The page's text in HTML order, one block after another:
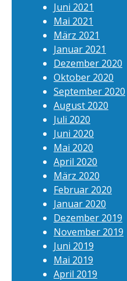
Juni 2021
Mai 2021
März 2021
Januar 2021
Dezember 2020
Oktober 2020
September 2020
August 2020
Juli 2020
Juni 2020
Mai 2020
April 2020
März 2020
Februar 2020
Januar 2020
Dezember 2019
November 2019
Juni 2019
Mai 2019
April 2019